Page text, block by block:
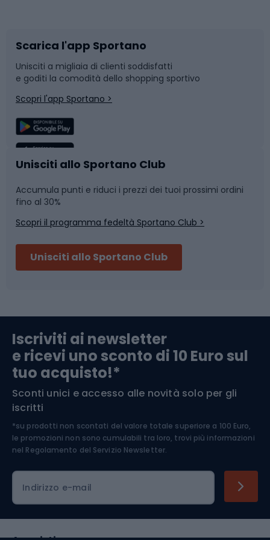
Bushcraft
Corsa
Sport di squadra
Caschi da ciclismo
Skitouring
Abbigliamento da escursionismo
Slitte e slittini
Snowboard
Camminata nordica
Nuoto
Pattinaggio
Componenti per biciclette
Arrampicata
Medicina dello sport
Abbigliamento ciclistico
Scarica l'app Sportano
Unisciti a migliaia di clienti soddisfatti
e goditi la comodità dello shopping sportivo
Scopri l'app Sportano >
Unisciti allo Sportano Club
Accumula punti e riduci i prezzi dei tuoi prossimi ordini
fino al 30%
Scopri il programma fedeltà Sportano Club >
Unisciti allo Sportano Club
Iscriviti ai newsletter
e ricevi uno sconto di 10 Euro sul
tuo acquisto!*
Sconti unici e accesso alle novità solo per gli
iscritti
*su prodotti non scontati del valore totale superiore a 100 Euro,
le promozioni non sono cumulabili tra loro, trovi più informazioni
nel Regolamento del Servizio Newsletter.
Indirizzo e-mail